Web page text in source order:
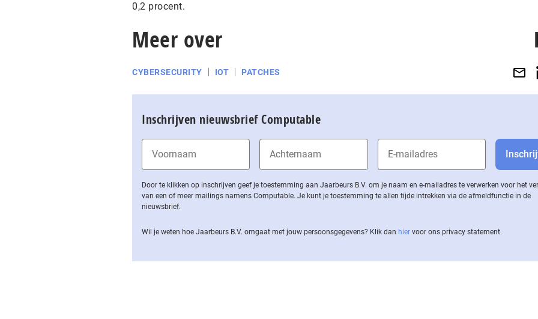
0,2 procent.
Meer over
CYBERSECURITY IOT PATCHES
Inschrijven nieuwsbrief Computable
Door te klikken op inschrijven geef je toestemming aan Jaarbeurs B.V. om je naam en e-mailadres te verwerken voor het
van een of meer mailings namens Computable. Je kunt je toestemming te allen tijde intrekken via de af­meld­func­tie in de
nieuwsbrief.
Wil je weten hoe Jaarbeurs B.V. omgaat met jouw per­soons­ge­ge­vens? Klik dan hier voor ons privacy statement.